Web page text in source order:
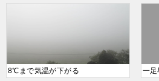
8℃まで気温が下がる 一足